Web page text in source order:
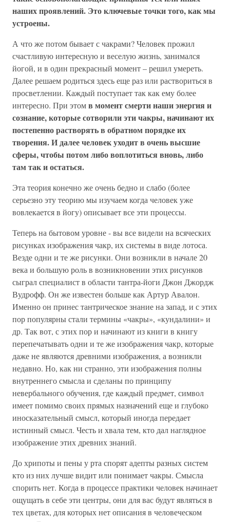
наших проявлений. Это ключевые точки того, как мы
устроены.
А что же потом бывает с чакрами? Человек прожил
счастливую интересную и веселую жизнь, занимался
йогой, и в один прекрасный момент – решил умереть.
Далее решаем родиться здесь еще раз или раствориться в
просветлении. Каждый поступает так как ему более
интересно. При этомв момент смерти наши энергия и
сознание, которые сотворили эти чакры, начинают их
постепенно растворять в обратном порядке их
творения. И далее человек уходит в очень высшие
сферы, чтобы потом либо воплотиться вновь, либо
там так и остаться.
Эта теория конечно же очень бедно и слабо (более
серьезно эту теорию мы изучаем когда человек уже
вовлекается в йогу) описывает все эти процессы.
Теперь на бытовом уровне - вы все видели на всяческих
рисунках изображения чакр, их системы в виде лотоса.
Везде одни и те же рисунки. Они возникли в начале 20
века и большую роль в возникновении этих рисунков
сыграл специалист в области тантра-йоги Джон Джордж
Вудрофф. Он же известен больше как Артур Авалон.
Именно он принес тантрическое знание на запад, и с этих
пор популярны стали термины «чакры», «кундалини» и
др. Так вот, с этих пор и начинают из книги в книгу
перепечатывать одни и те же изображения чакр, которые
даже не являются древними изображения, а возникли
недавно. Но, как ни странно, эти изображения полны
внутреннего смысла и сделаны по принципу
невербального обучения, где каждый предмет, символ
имеет помимо своих прямых назначений еще и глубоко
иносказательный смысл, который иногда передает
истинный смысл. Честь и хвала тем, кто дал наглядное
изображение этих древних знаний.
До хрипоты и пены у рта спорят адепты разных систем
кто из них лучше видит или понимает чакры. Смысла
спорить нет. Когда в процессе практики человек начинает
ощущать в себе эти центры, они для вас будут являться в
тех цветах, для которых нет описания в человеческом